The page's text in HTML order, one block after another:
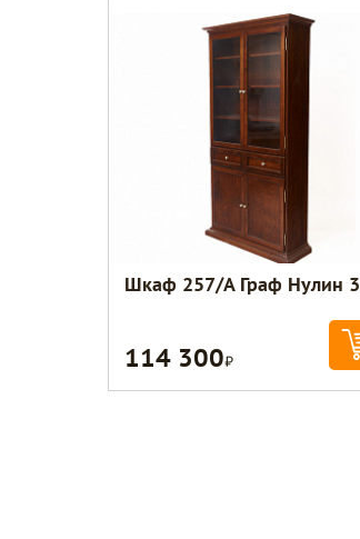
Шкаф 257/А Граф Нулин 3
114 300Р